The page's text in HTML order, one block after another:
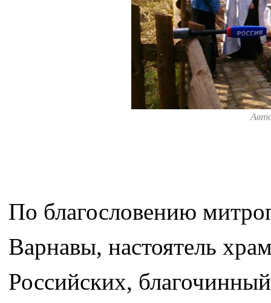
По благословению
Варнавы, настоятель
Российских,